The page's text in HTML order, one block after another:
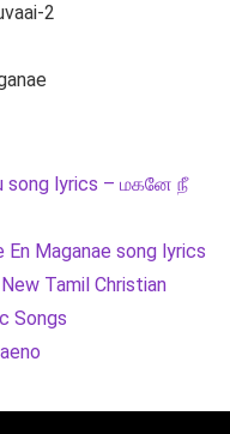
2
song lyrics – மகனே நீ
Maganae song lyrics
Tamil Christian
Songs